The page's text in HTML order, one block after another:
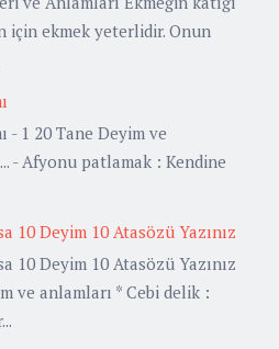
için ekmek yeterlidir. Onun
- 1 20 Tane Deyim ve
- Afyonu patlamak : Kendine
10 Deyim 10 Atasözü Yazınız
10 Deyim 10 Atasözü Yazınız
ve anlamları * Cebi delik :